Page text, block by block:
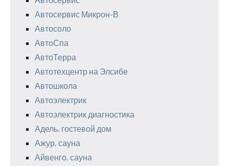
Автосервис Микрон-В
Автосоло
АвтоСпа
АвтоТерра
Автотехцентр на Элсибе
Автошкола
Автоэлектрик
Автоэлектрик диагностика
Адель, гостевой дом
Ажур, сауна
Айвенго, сауна